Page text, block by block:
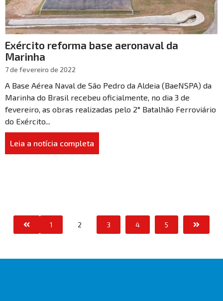
Exército reforma base aeronaval da
Marinha
7 de fevereiro de 2022
A Base Aérea Naval de São Pedro da Aldeia (BaeNSPA) da
Marinha do Brasil recebeu oficialmente, no dia 3 de
fevereiro, as obras realizadas pelo 2° Batalhão Ferroviário
do Exército...
Leia a notícia completa
1 2 3 4 5